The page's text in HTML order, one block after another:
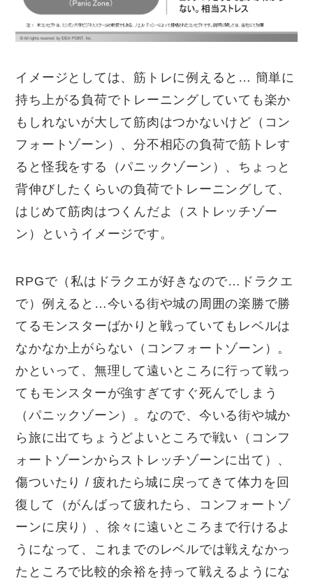
イメージとしては、筋トレに例えると … 簡単に
持ち上がる負荷でトレーニングしていても楽か
もしれないが大して筋肉はつかないけど（コン
フォートゾーン）、分不相応の負荷で筋トレす
ると怪我をする（パニックゾーン）、ちょっと
背伸びしたくらいの負荷でトレーニングして、
はじめて筋肉はつくんだよ（ストレッチゾー
ン）というイメージです。
RPGで（私はドラクエが好きなので… ドラクエ
で）例えると …今いる街や城の周囲の楽勝で勝
てるモンスターばかりと戦っていてもレベルは
なかなか上がらない（コンフォートゾーン）。
かといって、無理して遠いところに行って戦っ
てもモンスターが強すぎてすぐ死んでしまう
（パニックゾーン）。なので、今いる街や城か
ら旅に出てちょうどよいところで戦い（コンフ
ォートゾーンからストレッチゾーンに出て）、
傷ついたり /疲れたら城に戻ってきて体力を回
復して（がんばって疲れたら、コンフォートゾ
ーンに戻り）、徐々に遠いところまで行けるよ
うになって、これまでのレベルでは戦えなかっ
たところで比較的余裕を持って戦えるようにな